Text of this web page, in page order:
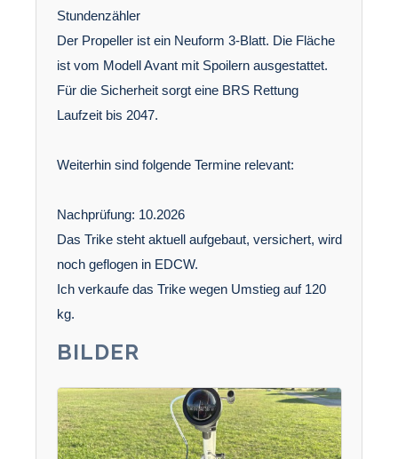
Stundenzähler
Der Propeller ist ein Neuform 3-Blatt. Die Fläche
ist vom Modell Avant mit Spoilern ausgestattet.
Für die Sicherheit sorgt eine BRS Rettung
Laufzeit bis 2047.
Weiterhin sind folgende Termine relevant:
Nachprüfung: 10.2026
Das Trike steht aktuell aufgebaut, versichert, wird
noch geflogen in EDCW.
Ich verkaufe das Trike wegen Umstieg auf 120
kg.
BILDER